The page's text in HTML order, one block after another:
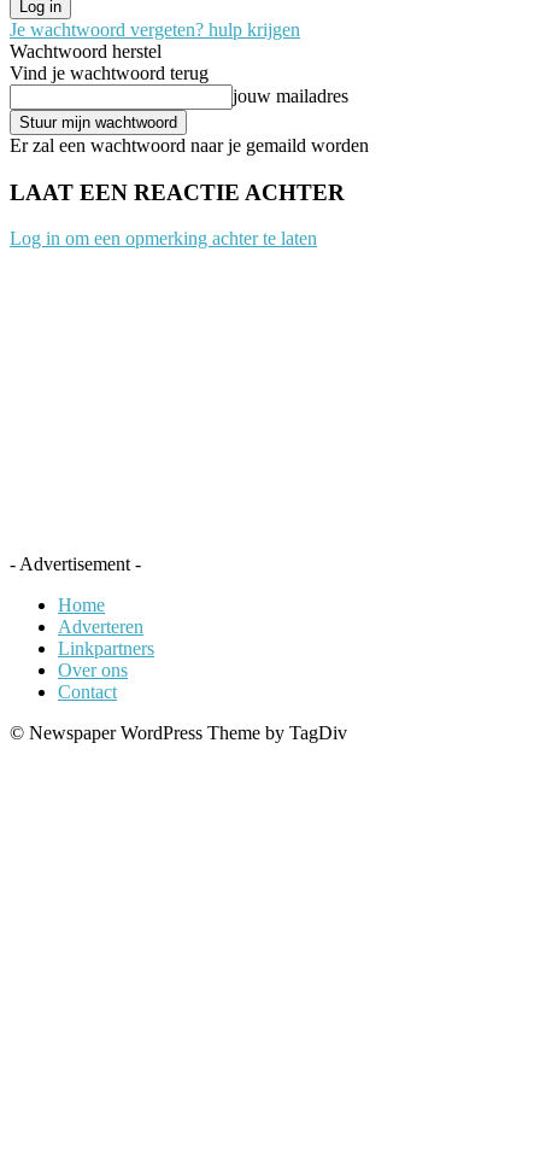
Je wachtwoord vergeten? hulp krijgen
Wachtwoord herstel
Vind je wachtwoord terug
jouw mailadres
Er zal een wachtwoord naar je gemaild worden
LAAT EEN REACTIE ACHTER
Log in om een opmerking achter te laten
- Advertisement -
Home
Adverteren
Linkpartners
Over ons
Contact
© Newspaper WordPress Theme by TagDiv